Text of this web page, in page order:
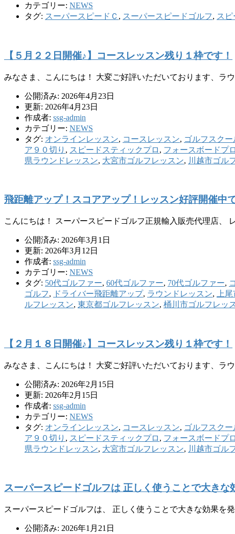
カテゴリー: NEWS
タグ: スーパースピードＣ , スーパースピードゴルフ, ス
【５月２２日開催♪】コースレッスン残り１枠です！
みなさま、こんにちは！ 大変ご好評いただいております、ラ
公開済み: 2026年4月23日
更新: 2026年4月23日
作成者: ssg-admin
カテゴリー: NEWS
タグ: オンラインレッスン, コースレッスン, ゴルフスクー
ア９０切り , スピードスティックプロ , フォースボードプロ
県ラウンドレッスン, 大宮市ゴルフレッスン, 川越市ゴル
飛距離アップ！スコアアップ！レッスン好評開催中
こんにちは！ スーパースピードゴルフ正規輸入販売代理店
公開済み: 2026年3月1日
更新: 2026年3月12日
作成者: ssg-admin
カテゴリー: NEWS
タグ: 50代ゴルファー, 60代ゴルファー, 70代ゴルファー,
ゴルフ, ドライバー飛距離アップ, ラウンドレッスン, 上
ルフレッスン, 東京都ゴルフレッスン, 桶川市ゴルフレッ
【２月１８日開催♪】コースレッスン残り１枠です！
みなさま、こんにちは！ 大変ご好評いただいております、
公開済み: 2026年2月15日
更新: 2026年2月15日
作成者: ssg-admin
カテゴリー: NEWS
タグ: オンラインレッスン, コースレッスン, ゴルフスクー
ア９０切り , スピードスティックプロ , フォースボードプロ
県ラウンドレッスン, 大宮市ゴルフレッスン, 川越市ゴル
スーパースピードゴルフは 正しく使うことで大きな
スーパースピードゴルフは、 正しく使うことで大きな効果
公開済み: 2026年1月21日